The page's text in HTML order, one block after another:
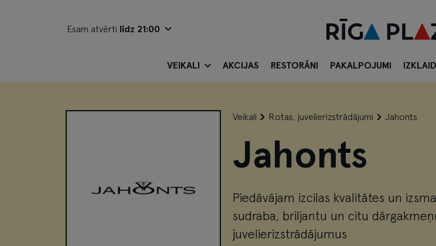
Esam atvērti līdz 21:00
VEIKALI AKCIJAS RESTORĀNI PAKALPOJUMI
Veikali Rotas, juvelierizstrādājumi Jahonts
Jahonts
Piedāvājam izcilas kvalitātes un
sudraba, briljantu un citu
juvelierizstrādājumus